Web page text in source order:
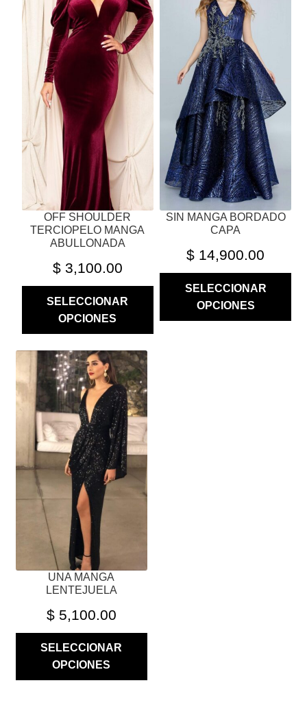
OFF SHOULDER
TERCIOPELO MANGA
ABULLONADA
$3,100.00
SELECCIONAR
OPCIONES
PRODUCTO
TIENE
MÚLTIPLES
VARIANTES.
LAS
OPCIONES
SE
PUEDEN
ELEGIR
EN
LA
PÁGINA
PRODUCTO
SIN MANGA BORDADO
CAPA
$ 14,900.00
SELECCIONAR
OPCIONES
PRODUCTO
MÚLTIPLES
VARIANTES.
LAS
OPCIONES
PUEDEN
ELEGIR
EN
LA
PÁGINA
DE
UNA MANGA
LENTEJUELA
$5,100.00
SELECCIONAR
OPCIONES
PRODUCTO
TIENE
MÚLTIPLES
VARIANTES.
OPCIONES
PUEDEN
ELEGIR
PÁGINA